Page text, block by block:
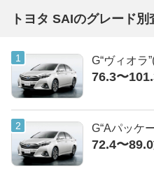
トヨタ SAIのグレード
G“ヴィオラ
76.3〜
G“Aパッケ
72.4〜89.0